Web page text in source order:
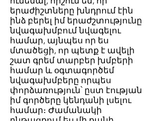
երաժիշտները խնդրում էին
ինձ բերել իմ երաժշտությունը
նվագախմբում նվագելու
համար, այնպես որ ես
մտածեցի, որ պետք է ավելի
շատ գրեմ տարբեր խմբերի
համար և օգտագործեմ
նվագախմբերը որպես
փորձառություն՝ ըստ էության
իմ գործերը կենդանի լսելու
համար։ Ժամանակի